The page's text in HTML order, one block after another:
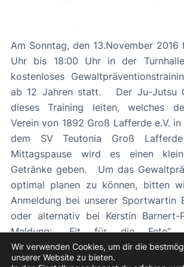
Am Sonntag, den 13.November
Uhr bis 18:00 Uhr in der
kostenloses
ab 12 Jahren statt. Der Ju-Jutsu Club Peine wird
dieses Training leiten, welches
Verein von 1892 Groß Lafferde e.V.
dem SV Teutonia Groß
Mittagspause wird es einen
Getränke geben. Um das Gewaltpräventionstraining
optimal planen zu können, bitten
Anmeldung bei unserer Sportwartin
oder alternativ bei Kerstin Barnert-Paul.
Meldung: „Fit für die Fete“
Gewaltpräventionstraining für
Wir verwenden Cookies, um dir die
unserer Website zu bieten.